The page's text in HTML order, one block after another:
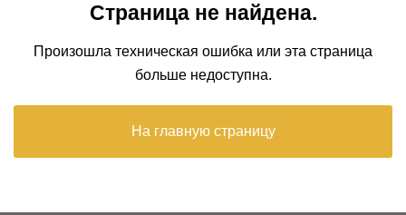
Страница не найдена.
Произошла техническая ошибка или эта страница
больше недоступна.
На главную страницу